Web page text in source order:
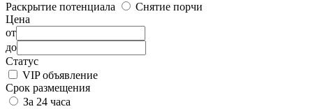
Раскрытие потенциала
Снятие порчи
Цена
от
до
Статус
VIP объявление
Срок размещения
За 24 часа